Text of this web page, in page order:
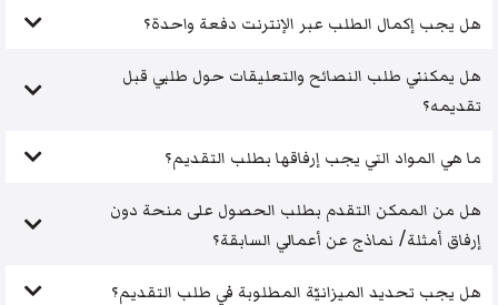
هل يجب إكمال الطلب عبر الإنترنت دفعة واحدة؟
هل يمكنني طلب النصائح والتعليقات حول طلبي قبل
تقديمه؟
ما هي المواد التي يجب إرفاقها بطلب التقديم؟
هل من الممكن التقدم بطلب الحصول على منحة دون
إرفاق أمثلة/ نماذج عن أعمالي السابقة؟
هل يجب تحديد الميزانيّة المطلوبة في طلب التقديم؟